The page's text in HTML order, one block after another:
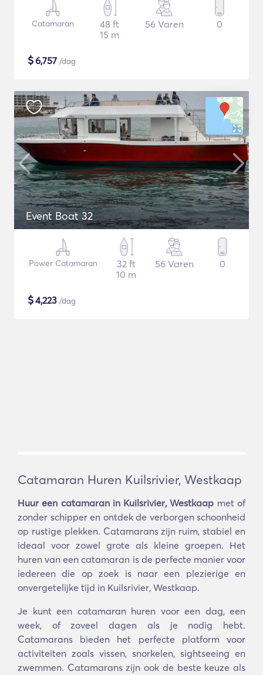
Catamaran
48 ft
15 m
56 Varen 0
$6,757 /dag
Event Boat 32
Power Catamaran
32 ft
10 m
56 Varen 0
$4,223 /dag
Catamaran Huren Kuilsrivier, Westkaap
Huur een catamaran in Kuilsrivier, Westkaap met of
zonder schipper en ontdek de verborgen schoonheid
op rustige plekken. Catamarans zijn ruim, stabiel en
ideaal voor zowel grote als kleine groepen. Het
huren van een catamaran is de perfecte manier voor
iedereen die op zoek is naar een plezierige en
onvergetelijke tijd in Kuilsrivier, Westkaap.
Je kunt een catamaran huren voor een dag, een
week, of zoveel dagen als je nodig hebt.
Catamarans bieden het perfecte platform voor
activiteiten zoals vissen, snorkelen, sightseeing en
zwemmen. Catamarans zijn ook de beste keuze als